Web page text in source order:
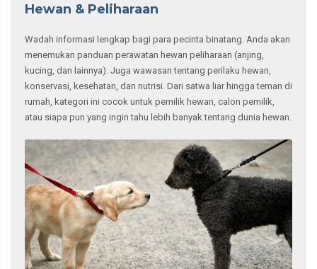
Hewan & Peliharaan
Wadah informasi lengkap bagi para pecinta binatang. Anda akan
menemukan panduan perawatan hewan peliharaan (anjing,
kucing, dan lainnya). Juga wawasan tentang perilaku hewan,
konservasi, kesehatan, dan nutrisi. Dari satwa liar hingga teman di
rumah, kategori ini cocok untuk pemilik hewan, calon pemilik,
atau siapa pun yang ingin tahu lebih banyak tentang dunia hewan.